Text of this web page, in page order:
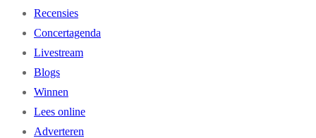
Recensies
Concertagenda
Livestream
Blogs
Winnen
Lees online
Adverteren